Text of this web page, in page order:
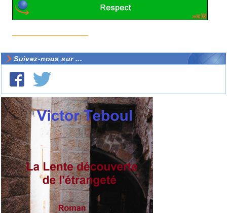
Suivez-nous sur ...